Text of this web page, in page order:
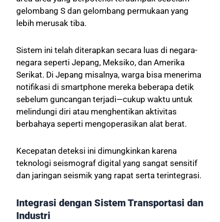
gelombang S dan gelombang permukaan yang
lebih merusak tiba.
Sistem ini telah diterapkan secara luas di negara-
negara seperti Jepang, Meksiko, dan Amerika
Serikat. Di Jepang misalnya, warga bisa menerima
notifikasi di smartphone mereka beberapa detik
sebelum guncangan terjadi—cukup waktu untuk
melindungi diri atau menghentikan aktivitas
berbahaya seperti mengoperasikan alat berat.
Kecepatan deteksi ini dimungkinkan karena
teknologi seismograf digital yang sangat sensitif
dan jaringan seismik yang rapat serta terintegrasi.
Integrasi dengan Sistem Transportasi dan
Industri